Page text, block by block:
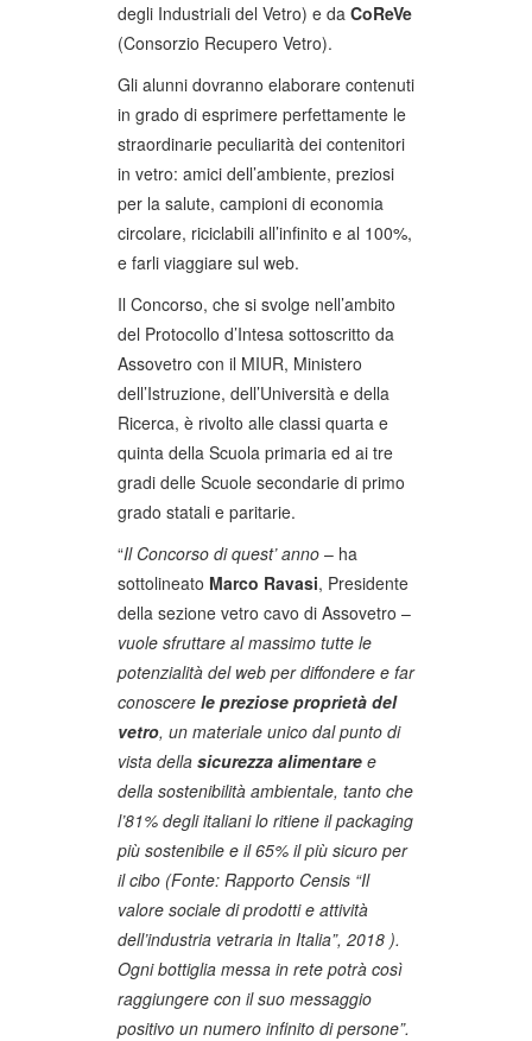
degli Industriali del Vetro) e da CoReVe
(Consorzio Recupero Vetro).
Gli alunni dovranno elaborare contenuti
in grado di esprimere perfettamente le
straordinarie peculiarità dei contenitori
in vetro: amici dell’ambiente, preziosi
per la salute, campioni di economia
circolare, riciclabili all’infinito e al 100%,
e farli viaggiare sul web.
Il Concorso, che si svolge nell’ambito
del Protocollo d’Intesa sottoscritto da
Assovetro con il MIUR, Ministero
dell’Istruzione, dell’Università e della
Ricerca, è rivolto alle classi quarta e
quinta della Scuola primaria ed ai tre
gradi delle Scuole secondarie di primo
grado statali e paritarie.
“Il Concorso di quest’ anno – ha
sottolineato Marco Ravasi, Presidente
della sezione vetro cavo di Assovetro –
vuole sfruttare al massimo tutte le
potenzialità del web per diffondere e far
conoscere le preziose proprietà del
vetro, un materiale unico dal punto di
vista della sicurezza alimentare e
della sostenibilità ambientale, tanto che
l’81% degli italiani lo ritiene il packaging
più sostenibile e il 65% il più sicuro per
il cibo (Fonte: Rapporto Censis “Il
valore sociale di prodotti e attività
dell’industria vetraria in Italia”, 2018 ).
Ogni bottiglia messa in rete potrà così
raggiungere con il suo messaggio
positivo un numero infinito di persone”.